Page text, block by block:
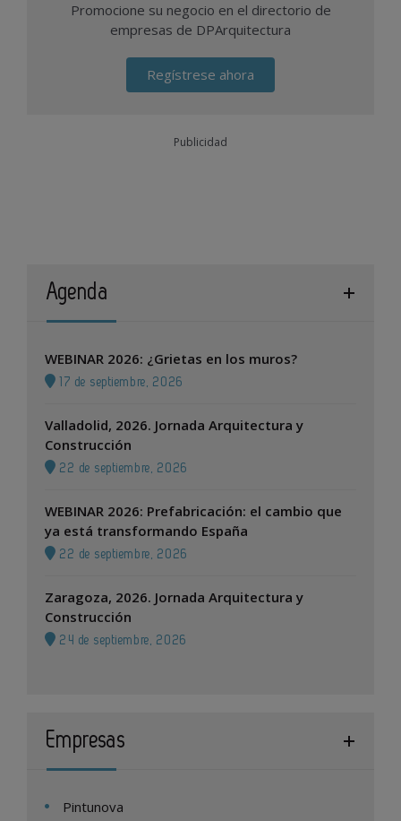
Promocione su negocio en el directorio de
empresas de DPArquitectura
Regístrese ahora
Publicidad
Agenda
WEBINAR 2026: ¿Grietas en los muros?
17 de septiembre, 2026
Valladolid, 2026. Jornada Arquitectura y
Construcción
22 de septiembre, 2026
WEBINAR 2026: Prefabricación: el cambio que
ya está transformando España
22 de septiembre, 2026
Zaragoza, 2026. Jornada Arquitectura y
Construcción
24 de septiembre, 2026
Empresas
Pintunova